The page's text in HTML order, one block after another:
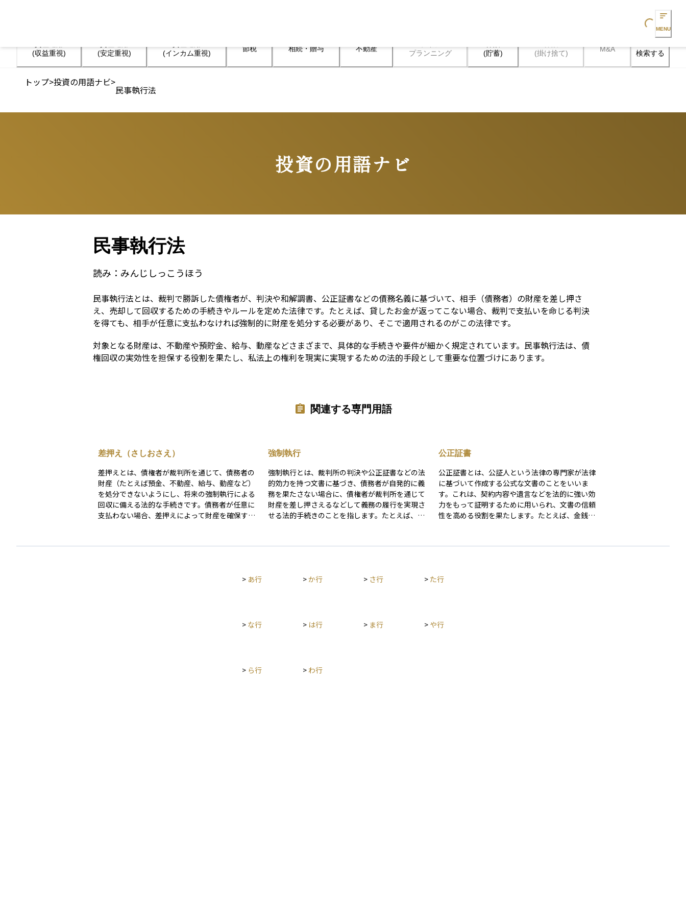
Loading...
MENU
(収益重視)
(安定重視)
(インカム重視)
節税 相続・贈与 不動産
プランニング
(貯蓄)
(掛け捨て)
M&A 検索する
トップ>投資の用語ナビ>
民事執行法
投資の用語ナビ
Terms
民事執行法
読み： みんじしっこうほう
民事執行法とは、裁判で勝訴した債権者が、判決や和解調書、公正証書などの債務名義に基づいて、相手（債務者）の財産を差し押さ
え、売却して回収するための手続きやルールを定めた法律です。たとえば、貸したお金が返ってこない場合、裁判で支払いを命じる判決
を得ても、相手が任意に支払わなければ強制的に財産を処分する必要があり、そこで適用されるのがこの法律です。
対象となる財産は、不動産や預貯金、給与、動産などさまざまで、具体的な手続きや要件が細かく規定されています。民事執行法は、債
権回収の実効性を担保する役割を果たし、私法上の権利を現実に実現するための法的手段として重要な位置づけにあります。
関連する専門用語
差押え（さしおさえ）
差押えとは、債権者が裁判所を通じて、債務者の
財産（たとえば預金、不動産、給与、動産など）
を処分できないようにし、将来の強制執行による
回収に備える法的な手続きです。債務者が任意に
支払わない場合、差押えによって財産を確保する
に使えなくなり、その後、裁判所の手続きに従っ
であり、民事執行法に基づいた厳格なルールに従
強制執行
強制執行とは、裁判所の判決や公正証書などの法
的効力を持つ文書に基づき、債務者が自発的に義
務を果たさない場合に、債権者が裁判所を通じて
財産を差し押さえるなどして義務の履行を実現さ
せる法的手続きのことを指します。たとえば、貸
文言」が記載されていれば、債務者の給与や預
れ、公的機関である裁判所がその実行を監督する
公正証書
公正証書とは、公証人という法律の専門家が法律
に基づいて作成する公式な文書のことをいいま
す。これは、契約内容や遺言などを法的に強い効
力をもって証明するために用いられ、文書の信頼
性を高める役割を果たします。たとえば、金銭の
押さえなど）を行うことができるようになりま
に有効です。資産運用や相続、離婚時の財産分
るうえで、知っておくと安心な制度です。
> あ行 >か行 > さ行 > た行
> な行 > は行 > ま行 > や行
> ら行 > わ行